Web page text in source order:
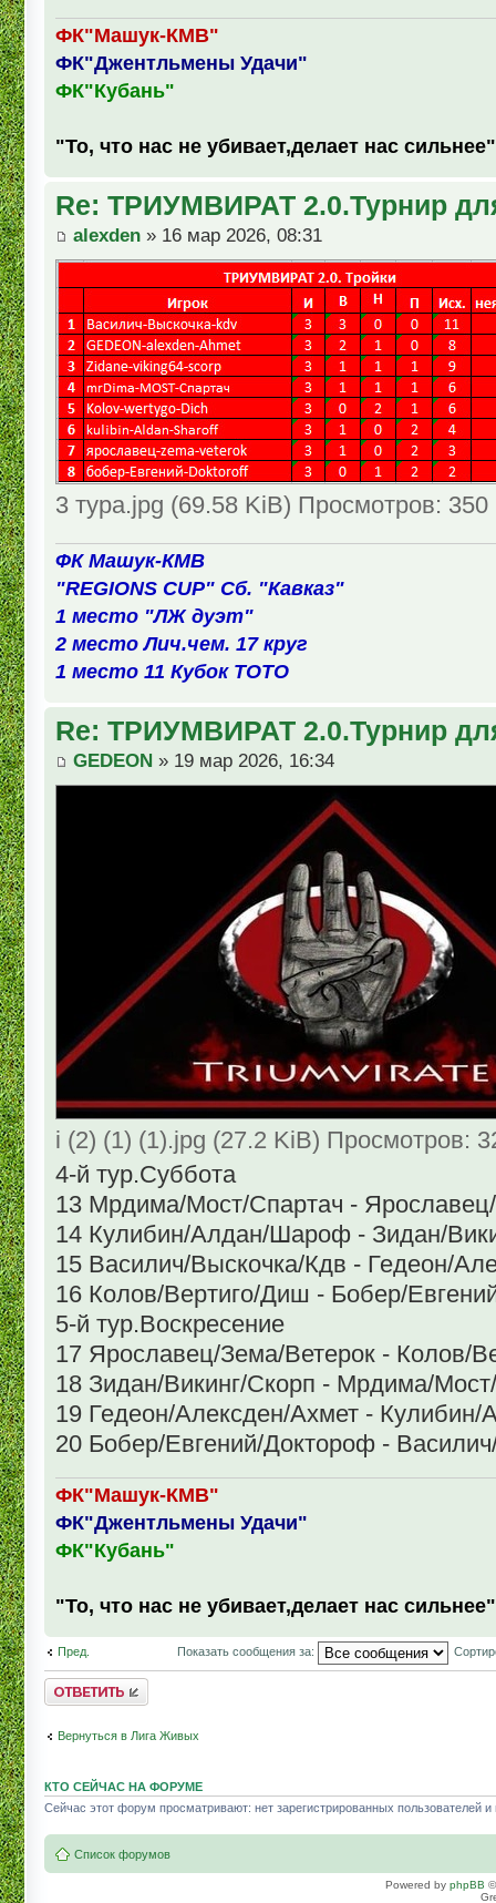
ФК"Машук-КМВ"
ФК"Джентльмены Удачи"
ФК"Кубань"
"То, что нас не убивает,делает нас сильнее"
Re: ТРИУМВИРАТ 2.0.Турнир
alexden » 16 мар 2026, 08:31
3 тура.jpg (69.58 KiB) Просмотров: 350
ФК Машук-КМВ
"REGIONS CUP" Сб. "Кавказ"
1 место "ЛЖ дуэт"
2 место Лич.чем. 17 круг
1 место 11 Кубок ТОТО
Re: ТРИУМВИРАТ 2.0.Турнир
GEDEON » 19 мар 2026, 16:34
i (2) (1) (1).jpg (27.2 KiB) Просмотров:
4-й тур.Суббота
13 Мрдима/Мост/Спартач -
14 Кулибин/Алдан/Шароф - Зидан/
15 Василич/Выскочка/Кдв - Гедеон/
16 Колов/Вертиго/Диш - Бобер/
5-й тур.Воскресение
17 Ярославец/Зема/Ветерок - Колов/
18 Зидан/Викинг/Скорп - Мрдима/
19 Гедеон/Алексден/Ахмет -
20 Бобер/Евгений/Доктороф -
ФК"Машук-КМВ"
ФК"Джентльмены Удачи"
ФК"Кубань"
"То, что нас не убивает,делает нас сильнее"
Пред. Показать сообщения за:
Комментировать
Вернуться в Лига Живых
КТО СЕЙЧАС НА ФОРУМЕ
Сейчас этот форум просматривают: нет зарегистрированных пользователей и
Список форумов
Powered by phpBB